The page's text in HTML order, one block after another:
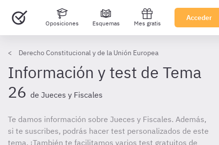
Oposiciones Esquemas Mes gratis
Acceder
Derecho Constitucional y de la Unión Europea
Información y test de Tema
26 de Jueces y Fiscales
Te damos información sobre Jueces y Fiscales. Además,
si te suscribes, podrás hacer test personalizados de este
tema. ¡También te facilitamos varios test gratuitos de